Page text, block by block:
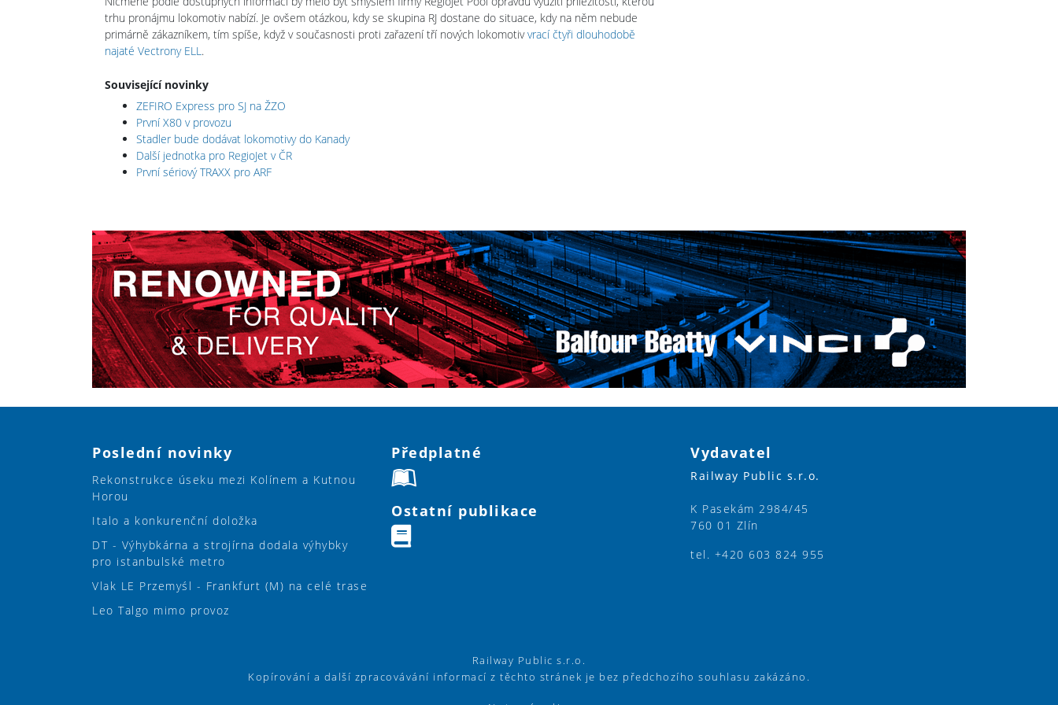
trhu pronájmu lokomotiv nabízí. Je ovšem otázkou, kdy se skupina RJ dostane do situace, kdy na něm nebude
primárně zákazníkem, tím spíše, když v současnosti proti zařazení tří nových lokomotivvrací čtyři dlouhodobě
najaté Vectrony ELL .
Související novinky
ZEFIRO Express pro SJ na ŽZO
První X80 v provozu
Stadler bude dodávat lokomotivy do Kanady
Další jednotka pro RegioJet v ČR
První sériový TRAXX pro ARF
Poslední novinky
Rekonstrukce úseku mezi Kolínem a Kutnou
Horou
Italo a konkurenční doložka
DT - Výhybkárna a strojírna dodala výhybky
pro istanbulské metro
Vlak LE Przemyśl - Frankfurt (M) na celé trase
Leo Talgo mimo provoz
Předplatné
Ostatní publikace
Vydavatel
Railway Public s.r.o.
K Pasekám 2984/45
760 01 Zlín
tel. +420 603 824 955
Railway Public s.r.o.
Kopírování a další zpracovávání informací z těchto stránek je bez předchozího souhlasu zakázáno.